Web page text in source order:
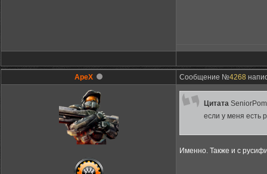
ApeX Сообщение №4268
Цитата
если у меня есть
Именно. Также и с